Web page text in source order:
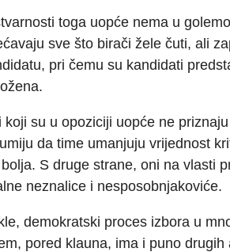
toga uopće nema u
sve što birači žele čuti, ali
pri čemu su kandidati
koji su u opoziciji uopće ne
da time umanjuju vrijednost
S druge strane, oni na vlasti
neznalice i nesposobnjakoviće.
demokratski proces izbora u
pored klauna, ima i puno